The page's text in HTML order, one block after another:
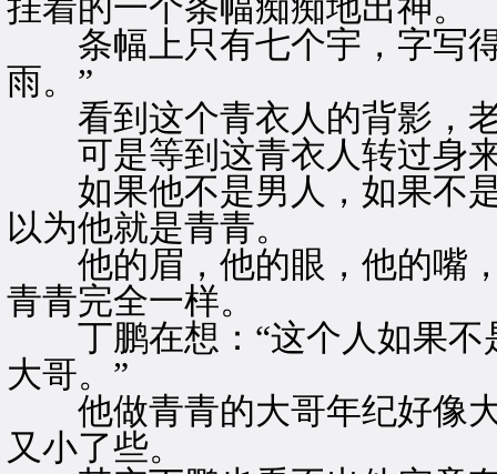
挂着的一个条幅痴痴地出神。
条幅上只有七个宇，字写得
雨。”
看到这个青衣人的背影，老
可是等到这青衣人转过身来
如果他不是男人，如果不是
以为他就是青青。
他的眉，他的眼，他的嘴，
青青完全一样。
丁鹏在想：“这个人如果不
大哥。”
他做青青的大哥年纪好像大
又小了些。